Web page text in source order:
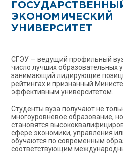
ЭКОНОМИЧЕСКИЙ
УНИВЕРСИТЕТ
СГЭУ — ведущий профильный
число лучших образовательных
занимающий лидирующие
рейтингах и признанный
эффективным университетом.
Студенты вуза получают не
многоуровневое образование,
становятся
сфере экономики, управления
обучаются по современным
соответствующим